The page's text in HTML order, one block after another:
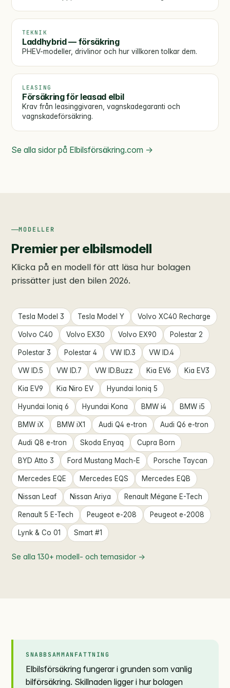
TEKNIK
Laddhybrid — försäkring
PHEV-modeller, drivlinor och hur villkoren tolkar dem.
LEASING
Försäkring för leasad elbil
Krav från leasinggivaren, vagnskadegaranti och
vagnskadeförsäkring.
Se alla sidor på Elbilsförsäkring.com →
MODELLER
Premier per elbilsmodell
Klicka på en modell för att läsa hur bolagen
prissätter just den bilen 2026.
Tesla Model 3 Tesla Model Y Volvo XC40 Recharge
Volvo C40 Volvo EX30 Volvo EX90 Polestar 2
Polestar 3 Polestar 4 VW ID.3 VW ID.4
VW ID.5 VW ID.7 VW ID.Buzz Kia EV6 Kia EV3
Kia EV9 Kia Niro EV Hyundai Ioniq 5
Hyundai Ioniq 6 Hyundai Kona BMW i4 BMW i5
BMW iX BMW iX1 Audi Q4 e-tron Audi Q6 e-tron
Audi Q8 e-tron Skoda Enyaq Cupra Born
BYD Atto 3 Ford Mustang Mach-E Porsche Taycan
Mercedes EQE Mercedes EQS Mercedes EQB
Nissan Leaf Nissan Ariya Renault Mégane E-Tech
Renault 5 E-Tech Peugeot e-208 Peugeot e-2008
Lynk & Co 01 Smart #1
Se alla 130+ modell- och tema­sidor →
SNABBSAMMANFATTNING
Elbilsförsäkring fungerar i grunden som vanlig
bilförsäkring. Skillnaden ligger i hur bolagen